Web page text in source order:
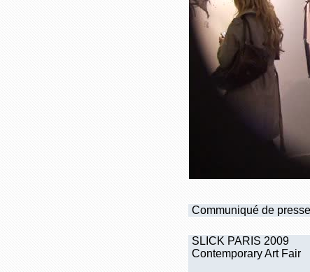
Communiqué de presse
SLICK PARIS 2009
Contemporary Art Fair